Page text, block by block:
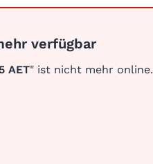
verfügbar
AET" ist nicht mehr online.